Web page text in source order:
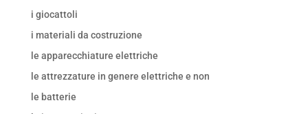
i giocattoli
i materiali da costruzione
le apparecchiature elettriche
le attrezzature in genere elettriche e non
le batterie